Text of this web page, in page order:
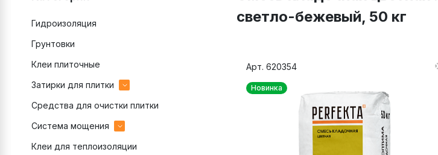
Гидроизоляция
Грунтовки
Клеи плиточные
Затирки для плитки
эпоксидные
цементные
Средства для очистки плитки
Система мощения
Затирки для брусчатки
Клеи для теплоизоляции
светло-бежевый, 50 кг
Арт. 620354
Новинка